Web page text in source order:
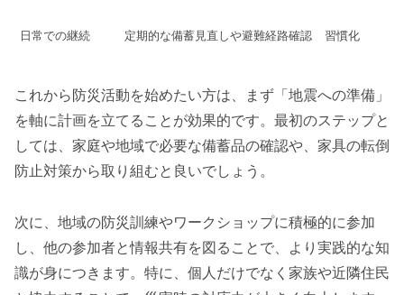
日常での継続 定期的な備蓄見直しや避難経路確認 習慣化
これから防災活動を始めたい方は、まず「地震への準備」
を軸に計画を立てることが効果的です。最初のステップと
しては、家庭や地域で必要な備蓄品の確認や、家具の転倒
防止対策から取り組むと良いでしょう。
次に、地域の防災訓練やワークショップに積極的に参加
し、他の参加者と情報共有を図ることで、より実践的な知
識が身につきます。特に、個人だけでなく家族や近隣住民